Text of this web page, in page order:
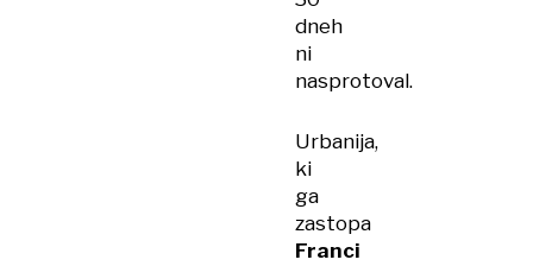
dneh
ni
nasprotoval.
Urbanija,
ki
ga
zastopa
Franci